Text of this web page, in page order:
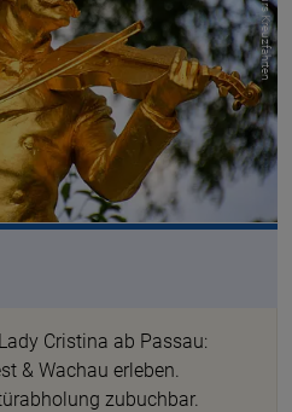
Cristina ab Passau:
& Wachau erleben.
zubuchbar.